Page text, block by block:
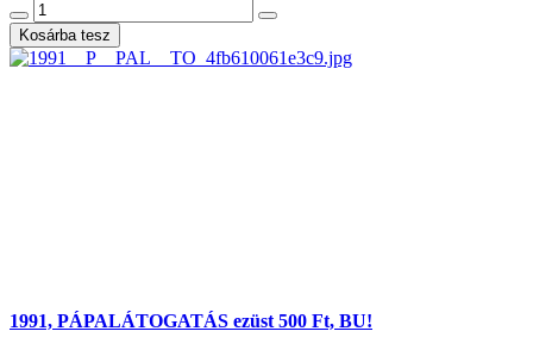
1991, PÁPALÁTOGATÁS ezüst 500 Ft, BU!